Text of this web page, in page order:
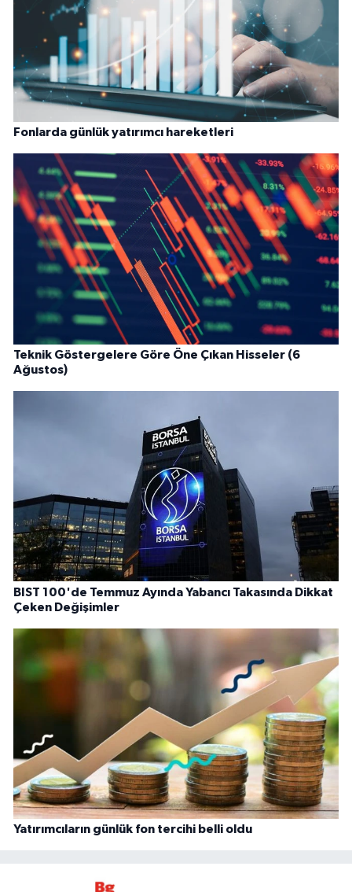
Fonlarda günlük yatırımcı hareketleri
Teknik Göstergelere Göre Öne Çıkan Hisseler (6
Ağustos)
BIST 100'de Temmuz Ayında Yabancı Takasında Dikkat
Çeken Değişimler
Yatırımcıların günlük fon tercihi belli oldu